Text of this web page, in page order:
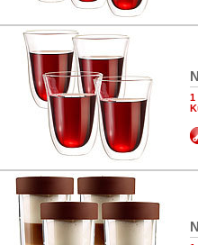
1